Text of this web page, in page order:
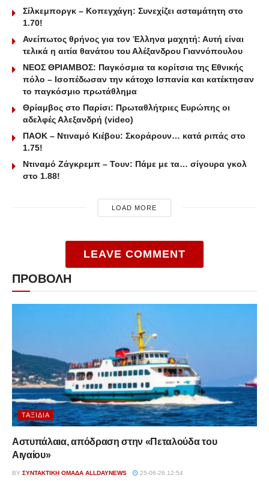
Σίλκεμποργκ – Κοπεγχάγη: Συνεχίζει ασταμάτητη στο
1.70!
Ανείπωτος θρήνος για τον Έλληνα μαχητή: Αυτή είναι
τελικά η αιτία θανάτου του Αλέξανδρου Γιαννόπουλου
ΝΕΟΣ ΘΡΙΑΜΒΟΣ: Παγκόσμια τα κορίτσια της Εθνικής
πόλο – Ισοπέδωσαν την κάτοχο Ισπανία και κατέκτησαν
το παγκόσμιο πρωτάθλημα
Θρίαμβος στο Παρίσι: Πρωταθλήτριες Ευρώπης οι
αδελφές Αλεξανδρή (video)
ΠΑΟΚ – Ντιναμό Κιέβου: Σκοράρουν… κατά ριπάς στο
1.75!
Ντιναμό Ζάγκρεμπ – Τουν: Πάμε με τα… σίγουρα γκολ
στο 1.88!
LOAD MORE
LEAVE COMMENT
ΠΡΟΒΟΛΗ
ΤΑΞΊΔΙΑ
Αστυπάλαια, απόδραση στην «Πεταλούδα του
Αιγαίου»
BY ΣΥΝΤΑΚΤΙΚΉ ΟΜΆΔΑ ALLDAYNEWS 25-06-26 12:54